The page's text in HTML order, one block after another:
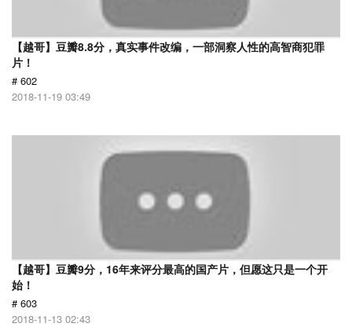
【越哥】豆瓣8.8分，真实事件改编，一部洞察人性的高智商犯罪
片！
# 602
2018-11-19 03:49
【越哥】豆瓣9分，16年来评分最高的国产片，但愿这只是一个开
始！
# 603
2018-11-13 02:43